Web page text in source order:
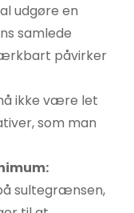
udgøre en
samlede
påvirker
ikke være let
som man
sultegrænsen,